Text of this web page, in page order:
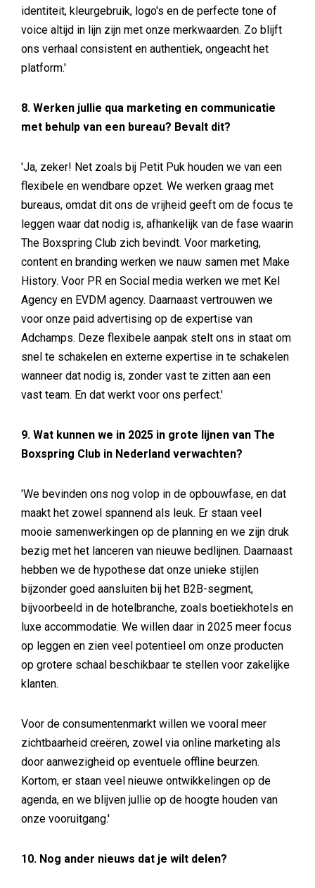
identiteit, kleurgebruik, logo's en de perfecte tone of
voice altijd in lijn zijn met onze merkwaarden. Zo blijft
ons verhaal consistent en authentiek, ongeacht het
platform.'
8. Werken jullie qua marketing en communicatie
met behulp van een bureau? Bevalt dit?
'Ja, zeker! Net zoals bij Petit Puk houden we van een
flexibele en wendbare opzet. We werken graag met
bureaus, omdat dit ons de vrijheid geeft om de focus te
leggen waar dat nodig is, afhankelijk van de fase waarin
The Boxspring Club zich bevindt. Voor marketing,
content en branding werken we nauw samen met Make
History. Voor PR en Social media werken we met Kel
Agency en EVDM agency. Daarnaast vertrouwen we
voor onze paid advertising op de expertise van
Adchamps. Deze flexibele aanpak stelt ons in staat om
snel te schakelen en externe expertise in te schakelen
wanneer dat nodig is, zonder vast te zitten aan een
vast team. En dat werkt voor ons perfect.'
9. Wat kunnen we in 2025 in grote lijnen van The
Boxspring Club in Nederland verwachten?
'We bevinden ons nog volop in de opbouwfase, en dat
maakt het zowel spannend als leuk. Er staan veel
mooie samenwerkingen op de planning en we zijn druk
bezig met het lanceren van nieuwe bedlijnen. Daarnaast
hebben we de hypothese dat onze unieke stijlen
bijzonder goed aansluiten bij het B2B-segment,
bijvoorbeeld in de hotelbranche, zoals boetiekhotels en
luxe accommodatie. We willen daar in 2025 meer focus
op leggen en zien veel potentieel om onze producten
op grotere schaal beschikbaar te stellen voor zakelijke
klanten.
Voor de consumentenmarkt willen we vooral meer
zichtbaarheid creëren, zowel via online marketing als
door aanwezigheid op eventuele offline beurzen.
Kortom, er staan veel nieuwe ontwikkelingen op de
agenda, en we blijven jullie op de hoogte houden van
onze vooruitgang.'
10. Nog ander nieuws dat je wilt delen?